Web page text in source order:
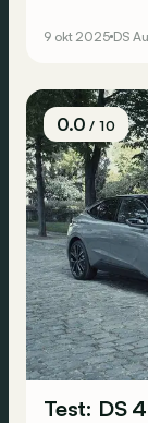
308 komt te
9 okt 2025 DS
0.0/ 10
Test: DS